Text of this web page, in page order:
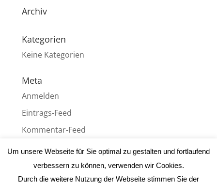
Archiv
Kategorien
Keine Kategorien
Meta
Anmelden
Eintrags-Feed
Kommentar-Feed
WordPress.org
Um unsere Webseite für Sie optimal zu gestalten und fortlaufend
verbessern zu können, verwenden wir Cookies.
Durch die weitere Nutzung der Webseite stimmen Sie der